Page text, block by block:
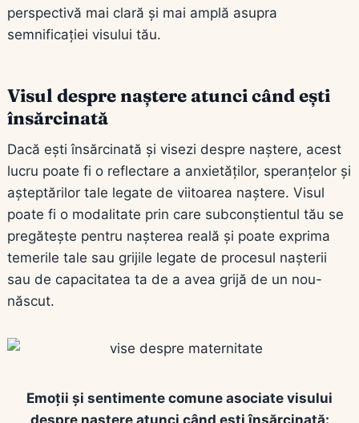
perspectivă mai clară și mai amplă asupra
semnificației visului tău.
Visul despre naștere atunci când ești
însărcinată
Dacă ești însărcinată și visezi despre naștere, acest
lucru poate fi o reflectare a anxietăților, speranțelor și
așteptărilor tale legate de viitoarea naștere. Visul
poate fi o modalitate prin care subconștientul tău se
pregătește pentru nașterea reală și poate exprima
temerile tale sau grijile legate de procesul nașterii
sau de capacitatea ta de a avea grijă de un nou-
născut.
Emoții și sentimente comune asociate visului
despre naștere atunci când ești însărcinată: